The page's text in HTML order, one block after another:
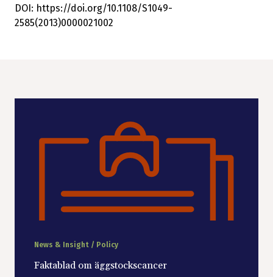
DOI: https://doi.org/10.1108/S1049-
2585(2013)0000021002
News & Insight / Policy
Faktablad om äggstockscancer